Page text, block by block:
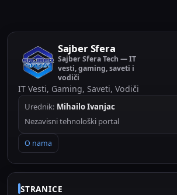
Sajber Sfera
Sajber Sfera Tech — IT
vesti, gaming, saveti i
vodiči
IT Vesti, Gaming, Saveti, Vodiči
Urednik: Mihailo Ivanjac
Nezavisni tehnološki portal
O nama
STRANICE